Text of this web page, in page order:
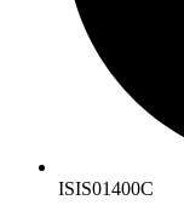
ISIS01400C